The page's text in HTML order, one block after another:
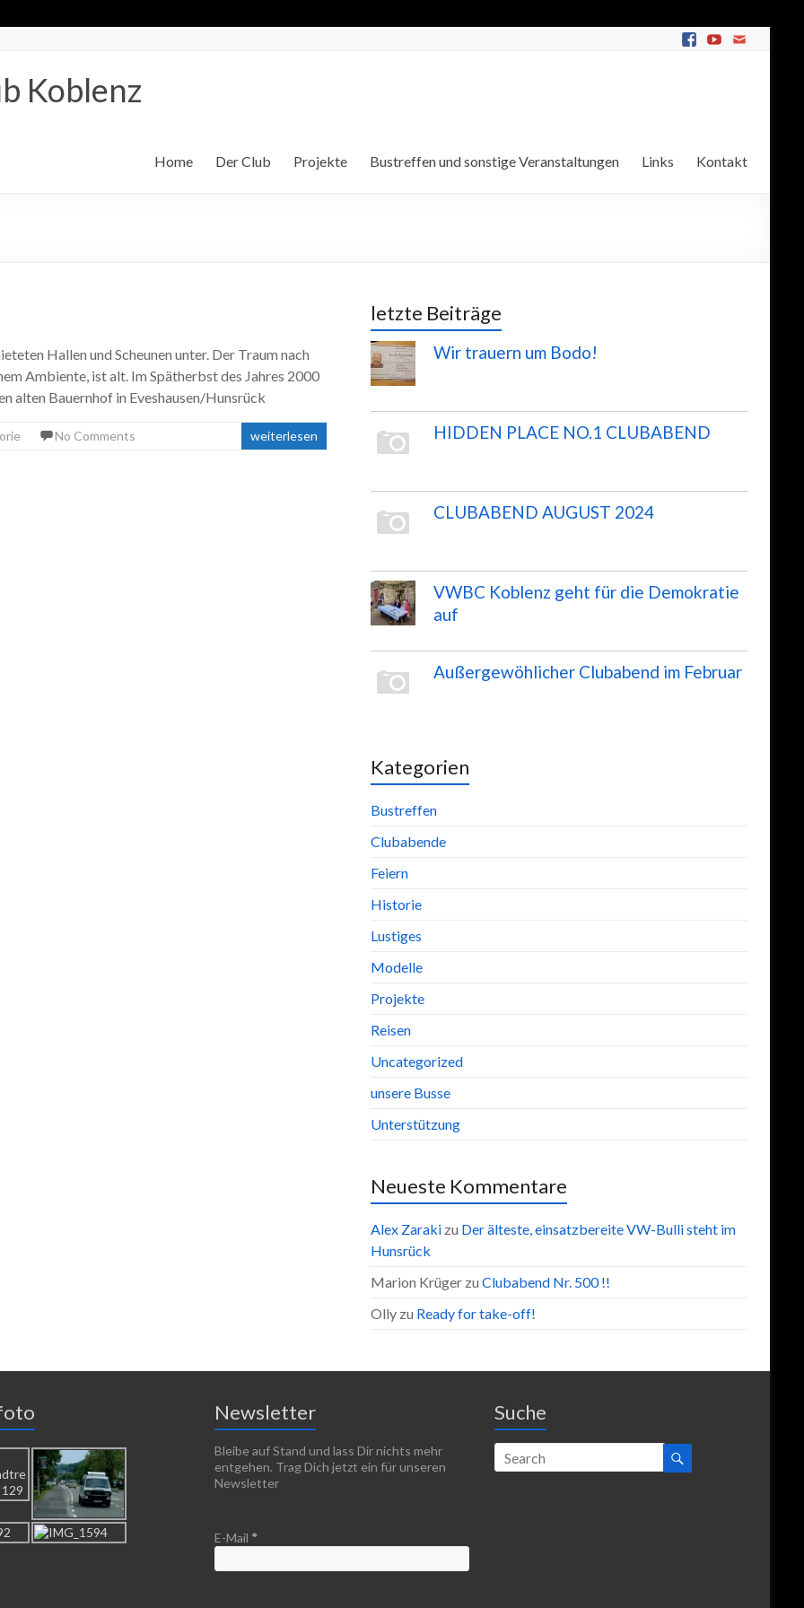
Koblenz
Home Der Club Projekte Bustreffen und sonstige Veranstaltungen Links Kontakt
Hallen und Scheunen unter. Der Traum nach
Ambiente, ist alt. Im Spätherbst des Jahres 2000
alten Bauernhof in Eveshausen/Hunsrück
No Comments weiterlesen
letzte Beiträge
Wir trauern um Bodo!
HIDDEN PLACE NO.1 CLUBABEND
CLUBABEND AUGUST 2024
VWBC Koblenz geht für die Demokratie
auf
Außergewöhlicher Clubabend im Februar
Kategorien
Bustreffen
Clubabende
Feiern
Historie
Lustiges
Modelle
Projekte
Reisen
Uncategorized
unsere Busse
Unterstützung
Neueste Kommentare
Alex Zaraki zu Der älteste, einsatzbereite VW-Bulli steht im
Hunsrück
Marion Krüger zu Clubabend Nr. 500 !!
Olly zu Ready for take-off!
Newsletter
Bleibe auf Stand und lass Dir nichts mehr
entgehen. Trag Dich jetzt ein für unseren
Newsletter
E-Mail *
Suche